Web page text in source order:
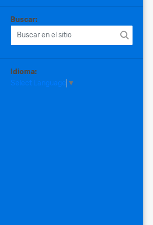
Buscar:
Idioma:
Select Language ▼